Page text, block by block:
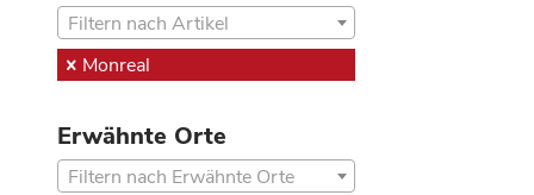
Filtern nach Artikel
Monreal
Erwähnte Orte
Filtern nach Erwähnte Orte